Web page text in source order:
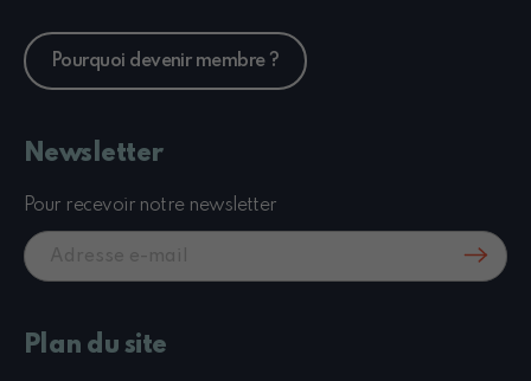
Pourquoi devenir membre ?
Newsletter
Pour recevoir notre newsletter
Plan du site